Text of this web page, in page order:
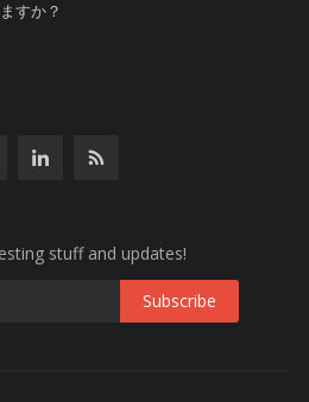
すか？
stuff and updates!